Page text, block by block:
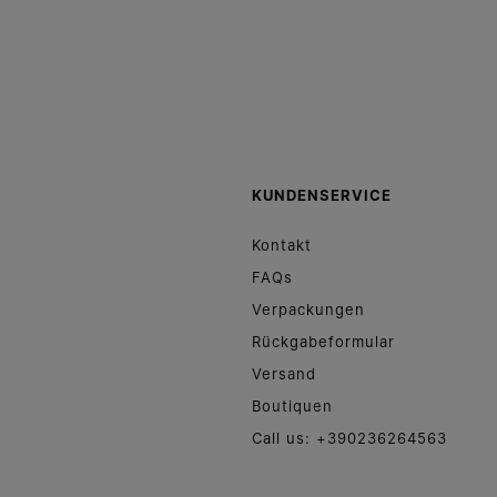
KUNDENSERVICE
Kontakt
FAQs
Verpackungen
Rückgabeformular
Versand
Boutiquen
Call us: +390236264563